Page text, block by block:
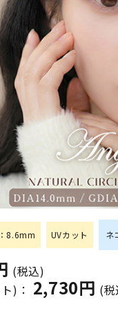
8.6mm UVカット ネ
(税込)
)： 2,730円 (